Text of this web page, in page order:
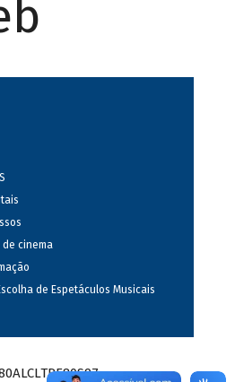
de cinema
de Espetáculos Musicais